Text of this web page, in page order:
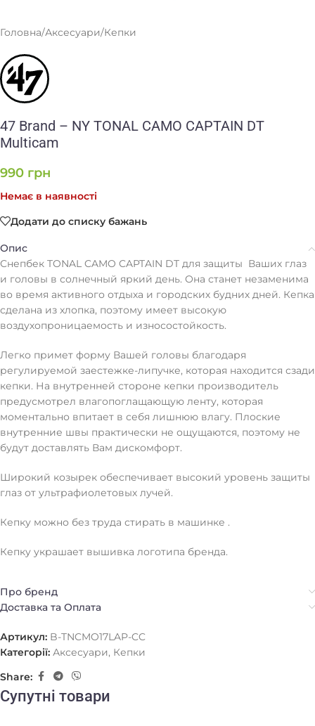
Головна/Аксесуари/Кепки
47 Brand – NY TONAL CAMO CAPTAIN DT
Multicam
990 грн
Немає в наявності
Додати до списку бажань
Опис
Снепбек TONAL CAMO CAPTAIN DT для защиты Ваших глаз
и головы в солнечный яркий день. Она станет незаменима
во время активного отдыха и городских будних дней. Кепка
сделана из хлопка, поэтому имеет высокую
воздухопроницаемость и износостойкость.
Легко примет форму Вашей головы благодаря
регулируемой заестежке-липучке, которая находится сзади
кепки. На внутренней стороне кепки производитель
предусмотрел влагопоглащающую ленту, которая
моментально впитает в себя лишнюю влагу. Плоские
внутренние швы практически не ощущаются, поэтому не
будут доставлять Вам дискомфорт.
Широкий козырек обеспечивает высокий уровень защиты
глаз от ультрафиолетовых лучей.
Кепку можно без труда стирать в машинке .
Кепку украшает вышивка логотипа бренда.
Про бренд
Доставка та Оплата
Артикул: B-TNCMO17LAP-CC
Категорії: Аксесуари, Кепки
Share:
Супутні товари